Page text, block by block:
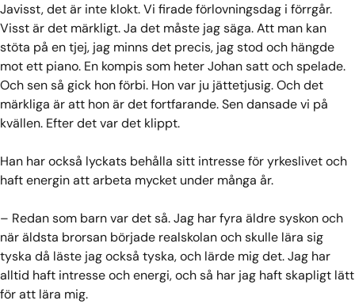
Javisst, det är inte klokt. Vi firade förlovningsdag i förrgår.
Visst är det märkligt. Ja det måste jag säga. Att man kan
stöta på en tjej, jag minns det precis, jag stod och hängde
mot ett piano. En kompis som heter Johan satt och spelade.
Och sen så gick hon förbi. Hon var ju jättetjusig. Och det
märkliga är att hon är det fortfarande. Sen dansade vi på
kvällen. Efter det var det klippt.
Han har också lyckats behålla sitt intresse för yrkeslivet och
haft energin att arbeta mycket under många år.
– Redan som barn var det så. Jag har fyra äldre syskon och
när äldsta brorsan började realskolan och skulle lära sig
tyska då läste jag också tyska, och lärde mig det. Jag har
alltid haft intresse och energi, och så har jag haft skapligt lätt
för att lära mig.